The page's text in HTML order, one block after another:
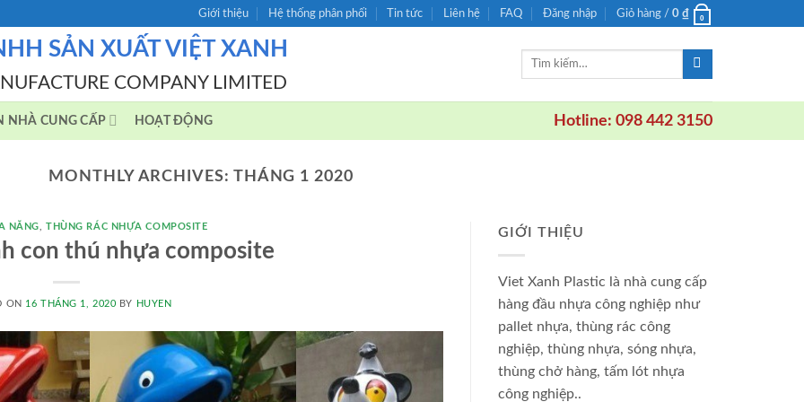
Giới thiệu Hệ thống phân phối Tin tức Liên hệ FAQ Đăng nhập Giỏ hàng / 0 ₫ 0
SẢN XUẤT VIỆT XANH
COMPANY LIMITED
Tìm
NHÀ CUNG CẤP HOẠT ĐỘNG Hotline: 098 442 3150
MONTHLY ARCHIVES: THÁNG 1 2020
NĂNG ,THÙNG RÁC NHỰA COMPOSITE
con thú nhựa composite
ON 16 THÁNG 1, 2020 BY HUYEN
GIỚI THIỆU
Viet Xanh Plastic là nhà cung cấp
hàng đầu nhựa công nghiệp như
pallet nhựa, thùng rác công
nghiệp, thùng nhựa, sóng nhựa,
thùng chở hàng, tấm lót nhựa
công nghiệp..